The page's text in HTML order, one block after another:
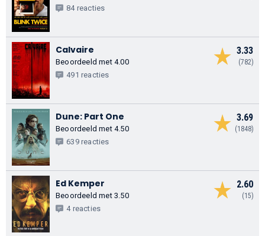
84 reacties
3.33
(782)
Calvaire
Beoordeeld met 4.00
491 reacties
3.69
(1848)
Dune: Part One
Beoordeeld met 4.50
639 reacties
2.60
(15)
Ed Kemper
Beoordeeld met 3.50
4 reacties